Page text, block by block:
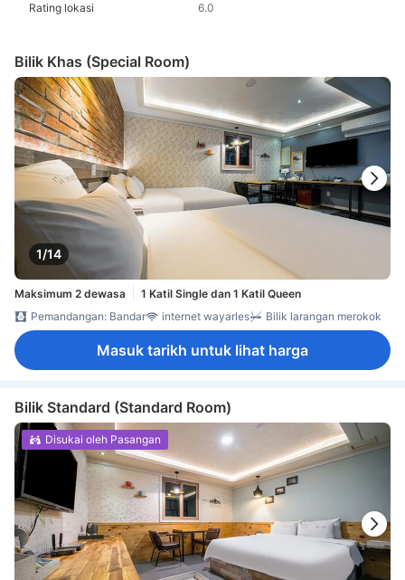
Rating lokasi 6.0
Bilik Khas (Special Room)
1/14
Maksimum 2 dewasa
1 Katil Single dan 1 Katil Queen
Pemandangan: Bandar
internet wayarles Bilik larangan merokok
Masuk tarikh untuk lihat harga
Bilik Standard (Standard Room)
Disukai oleh Pasangan